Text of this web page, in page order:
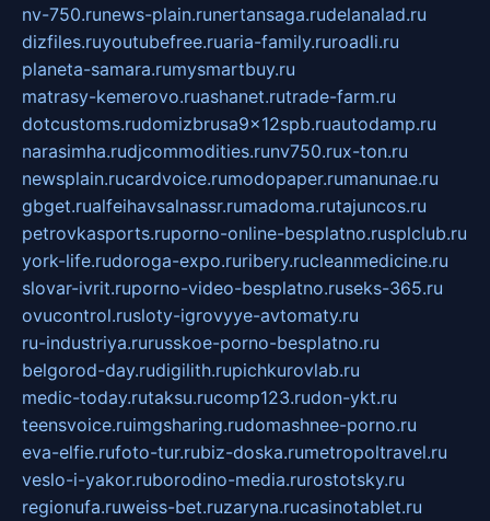
nv-750.runews-plain.runertansaga.rudelanalad.ru
dizfiles.ruyoutubefree.ruaria-family.ruroadli.ru
planeta-samara.rumysmartbuy.ru
matrasy-kemerovo.ruashanet.rutrade-farm.ru
dotcustoms.rudomizbrusa9x12spb.ruautodamp.ru
narasimha.rudjcommodities.runv750.rux-ton.ru
newsplain.rucardvoice.rumodopaper.rumanunae.ru
gbget.rualfeihavsalnassr.rumadoma.rutajuncos.ru
petrovkasports.ruporno-online-besplatno.rusplclub.ru
york-life.rudoroga-expo.ruribery.rucleanmedicine.ru
slovar-ivrit.ruporno-video-besplatno.ruseks-365.ru
ovucontrol.rusloty-igrovyye-avtomaty.ru
ru-industriya.rurusskoe-porno-besplatno.ru
belgorod-day.rudigilith.rupichkurovlab.ru
medic-today.rutaksu.rucomp123.rudon-ykt.ru
teensvoice.ruimgsharing.rudomashnee-porno.ru
eva-elfie.rufoto-tur.rubiz-doska.rumetropoltravel.ru
veslo-i-yakor.ruborodino-media.rurostotsky.ru
regionufa.ruweiss-bet.ruzaryna.rucasinotablet.ru